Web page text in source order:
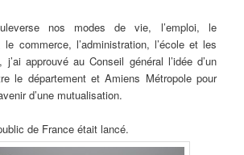
nos modes de vie, l’emploi, le
commerce, l’administration, l’école et les
approuvé au Conseil général l’idée d’un
le département et Amiens Métropole pour
d’une mutualisation.
de France était lancé.